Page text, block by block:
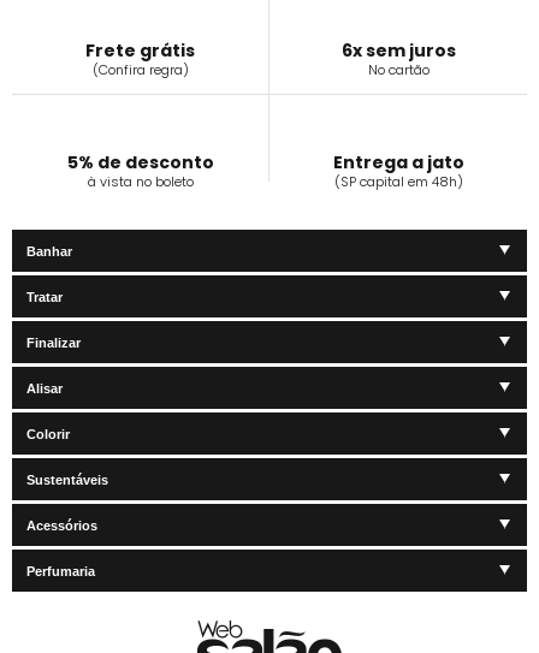
Frete grátis
(Confira regra)
6x sem juros
No cartão
5% de desconto
à vista no boleto
Entrega a jato
(SP capital em 48h)
Banhar
Tratar
Finalizar
Alisar
Colorir
Sustentáveis
Acessórios
Perfumaria